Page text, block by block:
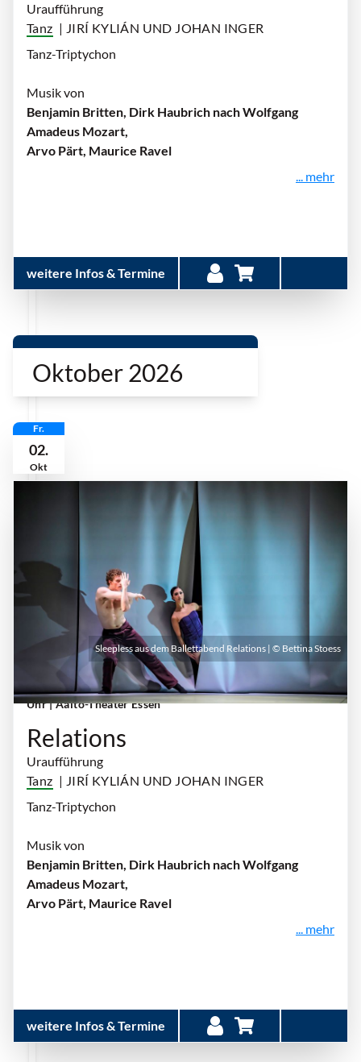
Uraufführung
Tanz | JIRÍ KYLIÁN UND JOHAN INGER
Tanz-Triptychon
Musik von
Benjamin Britten, Dirk Haubrich nach Wolfgang
Amadeus Mozart,
Arvo Pärt, Maurice Ravel
... mehr
weitere Infos & Termine
Oktober 2026
Fr.
02.
Okt
Freitag, 02. Oktober 2026 | 19:30 Uhr - 21:30
Uhr| Aalto-Theater Essen
Relations
Uraufführung
Tanz | JIRÍ KYLIÁN UND JOHAN INGER
Tanz-Triptychon
Musik von
Benjamin Britten, Dirk Haubrich nach Wolfgang
Amadeus Mozart,
Arvo Pärt, Maurice Ravel
... mehr
weitere Infos & Termine
Sleepless aus dem Ballettabend Relations | © Bettina Stoess